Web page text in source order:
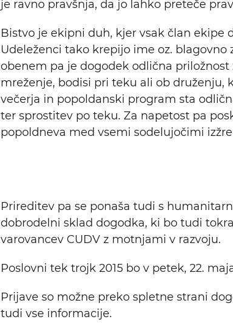
Iskalni niz
je ravno pravšnja, da jo lahko preteče
Bistvo je ekipni duh, kjer vsak član ekipe
Udeleženci tako krepijo ime oz. blagovno
obenem pa je dogodek odlična
mreženje, bodisi pri teku ali ob druženju,
večerja in popoldanski program sta
ter sprostitev po teku. Za napetost pa
popoldneva med vsemi sodelujočimi
Prireditev pa se ponaša tudi s
dobrodelni sklad dogodka, ki bo tudi
varovancev CUDV z motnjami v razvoju.
Poslovni tek trojk 2015 bo v petek, 22.
Prijave so možne preko spletne strani
tudi vse informacije.